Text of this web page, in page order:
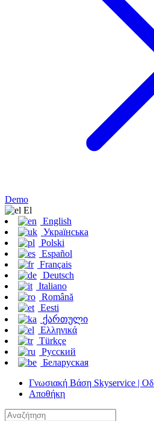
Demo
Εl
English
Українська
Polski
Español
Français
Deutsch
Italiano
Română
Eesti
ქართული
Ελληνικά
Türkçe
Русский
Беларуская
Γνωσιακή Βάση Skyservice |
Αποθήκη